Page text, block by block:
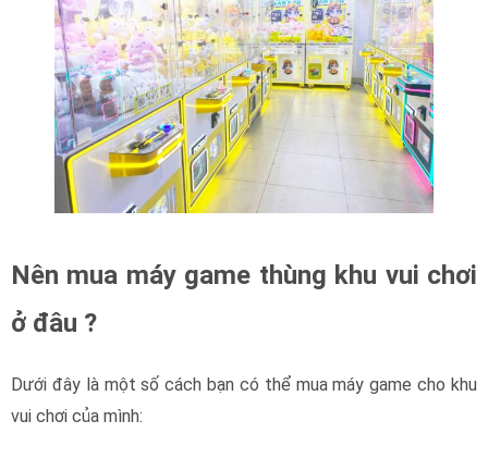
Nên mua máy game thùng khu vui chơi
ở đâu ?
Dưới đây là một số cách bạn có thể mua máy game cho khu
vui chơi của mình: